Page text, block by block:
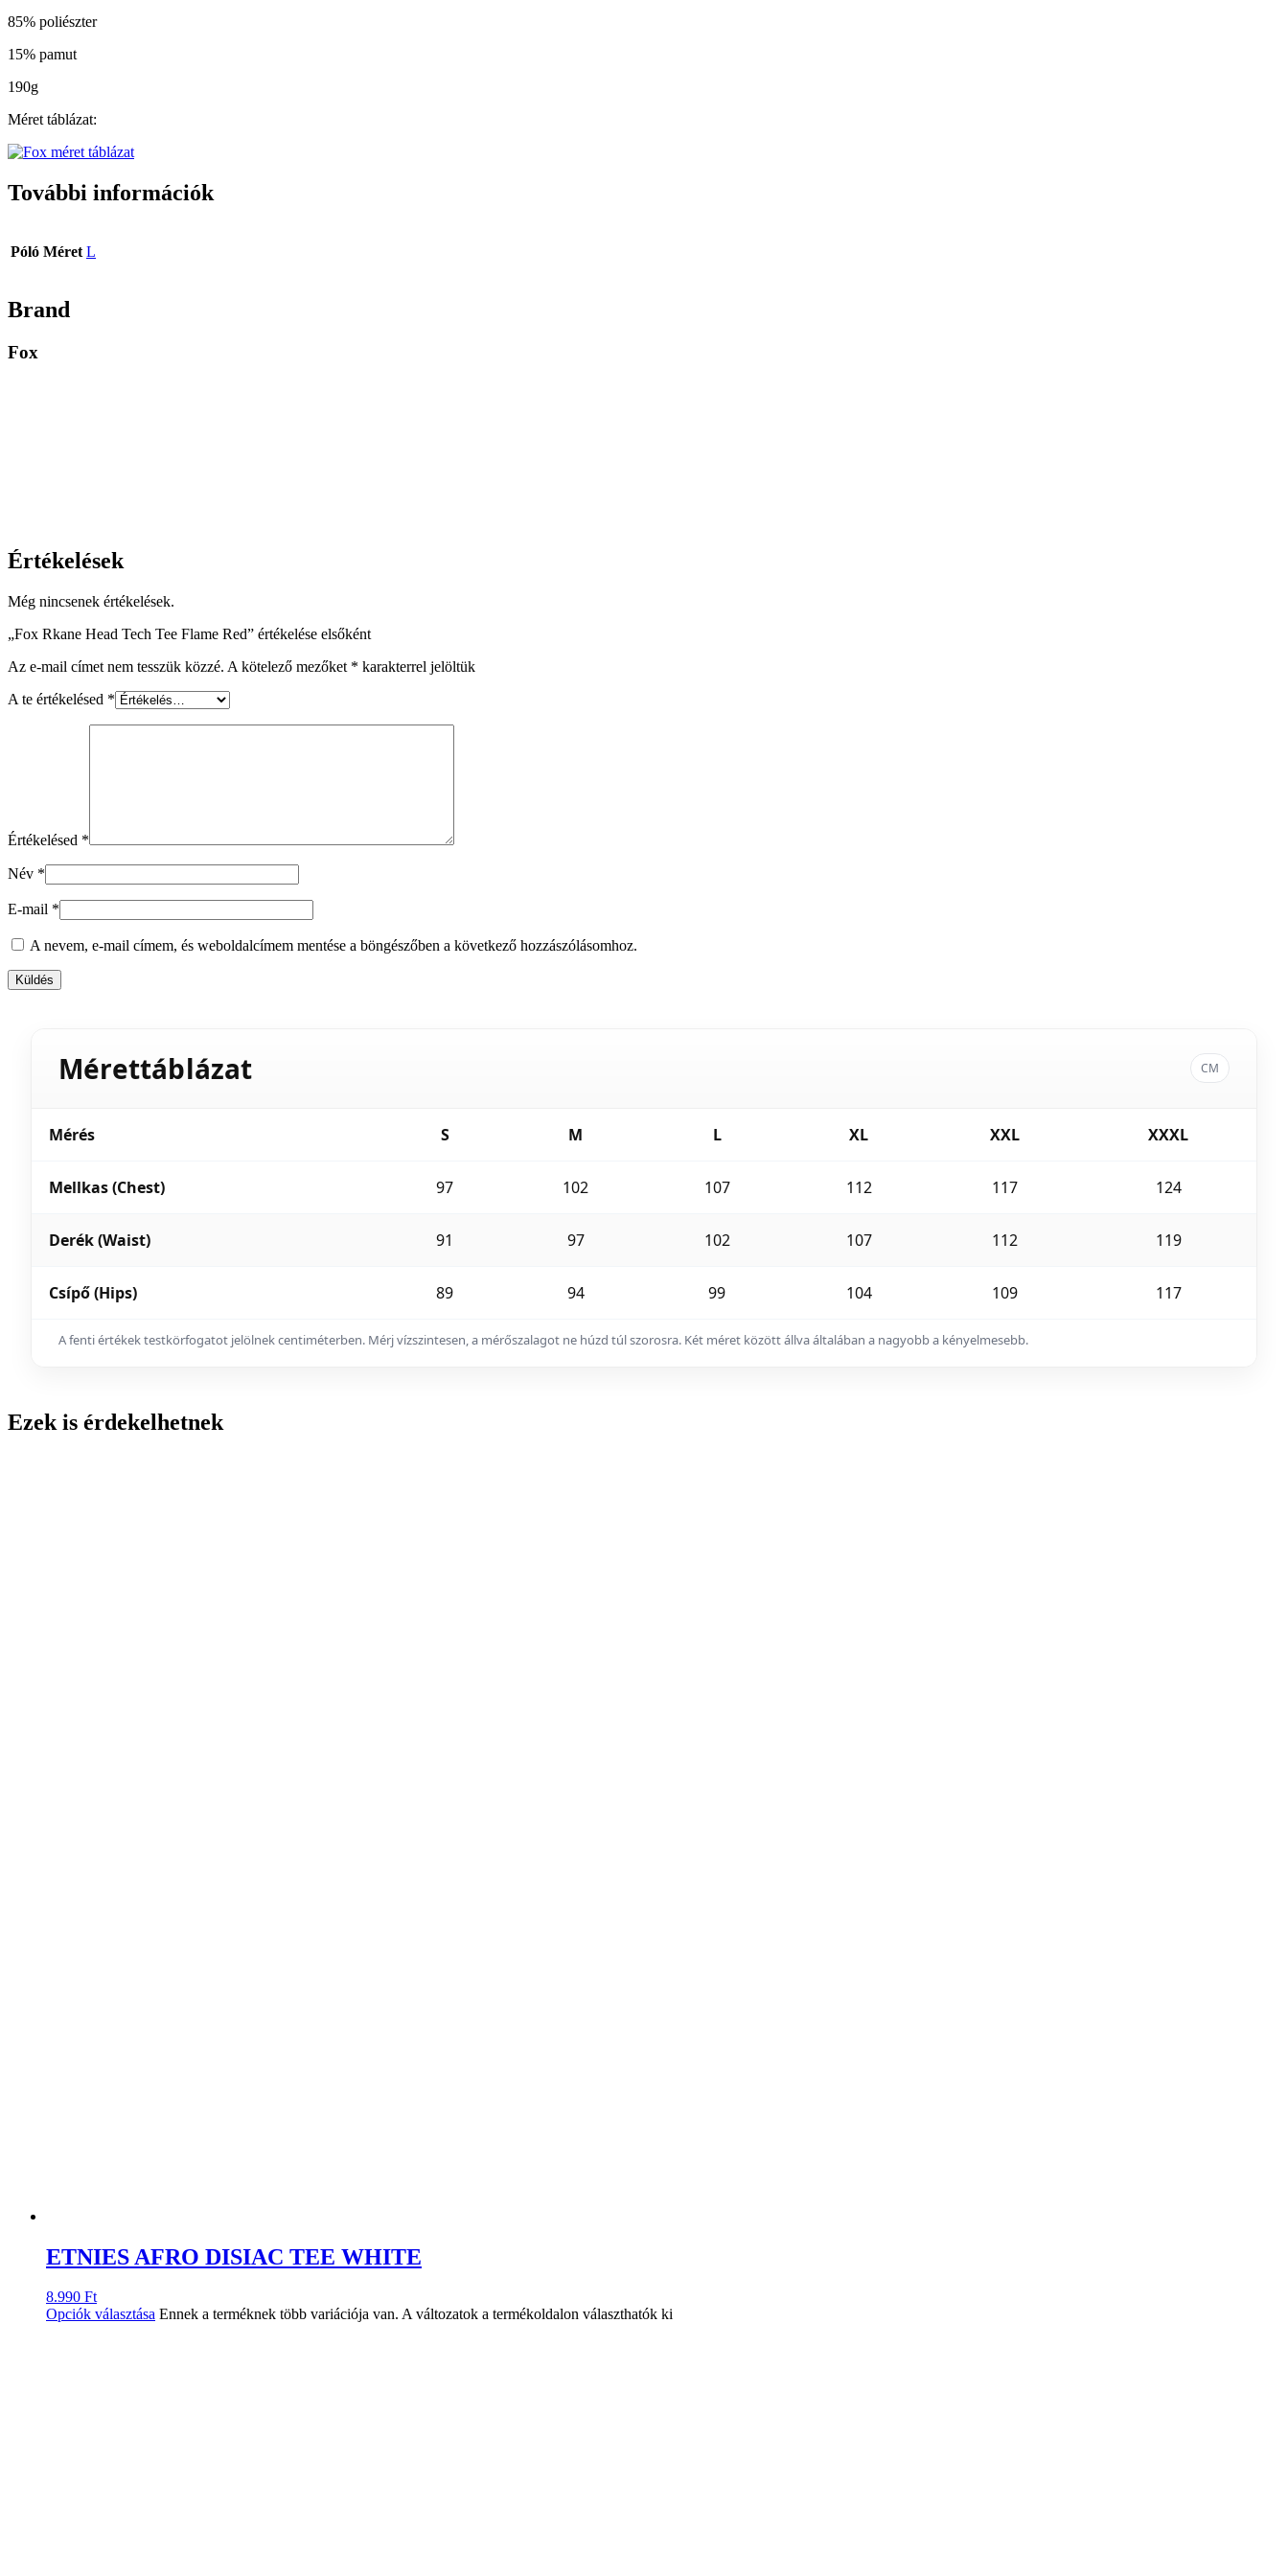
85% poliészter
15% pamut
190g
Méret táblázat:
További információk
Póló Méret L
Brand
Fox
Értékelések
Még nincsenek értékelések.
„Fox Rkane Head Tech Tee Flame Red” értékelése elsőként
Az e-mail címet nem tesszük közzé. A kötelező mezőket * karakterrel jelöltük
A te értékelésed *
Értékelésed *
Név *
E-mail *
A nevem, e-mail címem, és weboldalcímem mentése a böngészőben a következő hozzászólásomhoz.
Mérettáblázat CM
Mérés S M L XL XXL XXXL
Mellkas (Chest) 97 102 107 112 117 124
Derék (Waist) 91 97 102 107 112 119
Csípő (Hips) 89 94 99 104 109 117
A fenti értékek testkörfogatot jelölnek centiméterben. Mérj vízszintesen, a mérőszalagot ne húzd túl szorosra. Két méret között állva általában a nagyobb a kényelmesebb.
Ezek is érdekelhetnek
ETNIES AFRO DISIAC TEE WHITE
8.990 Ft
Opciók választása Ennek a terméknek több variációja van. A változatok a termékoldalon választhatók ki